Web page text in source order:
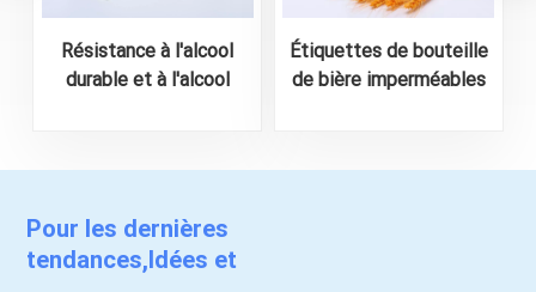
Résistance à l'alcool
durable et à l'alcool
Étiquettes de bouteille
de bière imperméables
Pour les dernières
tendances,Idées et